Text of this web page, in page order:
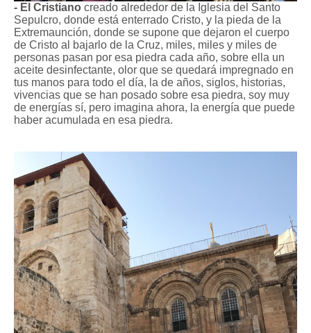
- El Cristiano creado alrededor de la Iglesia del Santo
Sepulcro, donde está enterrado Cristo, y la pieda de la
Extremaunción, donde se supone que dejaron el cuerpo
de Cristo al bajarlo de la Cruz, miles, miles y miles de
personas pasan por esa piedra cada año, sobre ella un
aceite desinfectante, olor que se quedará impregnado en
tus manos para todo el día, la de años, siglos, historias,
vivencias que se han posado sobre esa piedra, soy muy
de energías sí, pero imagina ahora, la energía que puede
haber acumulada en esa piedra.